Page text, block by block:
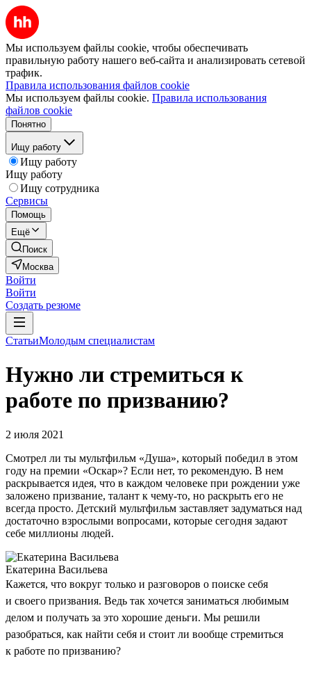
Мы используем файлы cookie, чтобы обеспечивать
правильную работу нашего веб-сайта и анализировать сетевой
трафик.
Правила использования файлов cookie
Мы используем файлы cookie. Правила использования
файлов cookie
Понятно
Ищу работу
Ищу работу
Ищу работу
Ищу сотрудника
Сервисы
Помощь
Ещё
Поиск
Москва
Войти
Войти
Создать резюме
СтатьиМолодым специалистам
Нужно ли стремиться к
работе по призванию?
2 июля 2021
Смотрел ли ты мультфильм «Душа», который победил в этом
году на премии «Оскар»? Если нет, то рекомендую. В нем
раскрывается идея, что в каждом человеке при рождении уже
заложено призвание, талант к чему-то, но раскрыть его не
всегда просто. Детский мультфильм заставляет задуматься над
достаточно взрослыми вопросами, которые сегодня задают
себе миллионы людей.
Екатерина Васильева
Кажется, что вокруг только и разговоров о поиске себя
и своего призвания. Ведь так хочется заниматься любимым
делом и получать за это хорошие деньги. Мы решили
разобраться, как найти себя и стоит ли вообще стремиться
к работе по призванию?